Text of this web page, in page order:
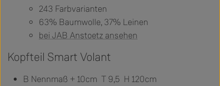
243 Farbvarianten
63% Baumwolle, 37% Leinen
bei JAB Anstoetz ansehen
Kopfteil Smart Volant
B Nennmaß + 10cm T 9,5 H 120cm